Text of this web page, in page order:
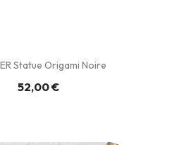
Statue Origami Noire
52,00 €